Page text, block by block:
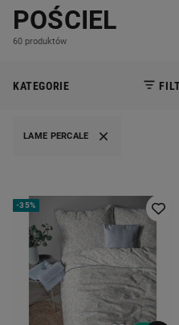
POŚCIEL
60 produktów
LAME PERCALE
KATEGORIE
-35%